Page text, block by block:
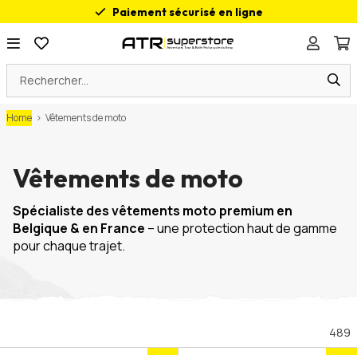
Paiement sécurisé en ligne
Des conseils sur mesure
Home > Vêtements de moto
Vêtements de moto
Spécialiste des vêtements moto premium en
Belgique & en France – une protection haut de gamme
pour chaque trajet.
489